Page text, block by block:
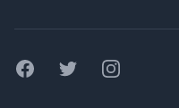
FacebookTwitter Instagram